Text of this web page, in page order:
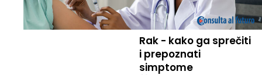
Rak - kako ga sprečiti
i prepoznati
simptome